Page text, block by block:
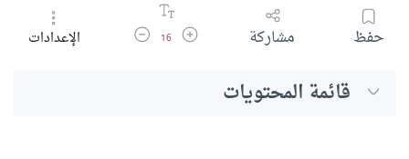
حفظ مشاركة زيادة حجم الخط
16 تقليل حجم الخطالإعدادات
قائمة المحتويات